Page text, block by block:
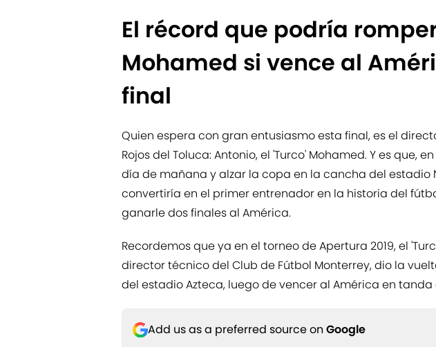
El récord que podría
Mohamed si vence al
final
Quien espera con gran entusiasmo esta final, es el
Rojos del Toluca: Antonio, el 'Turco' Mohamed. Y es que,
día de mañana y alzar la copa en la cancha del estadio
convertiría en el primer entrenador en la historia del
ganarle dos finales al América.
Recordemos que ya en el torneo de Apertura 2019, el
director técnico del Club de Fútbol Monterrey, dio la
del estadio Azteca, luego de vencer al América en tanda
Add us as a preferred source on Google